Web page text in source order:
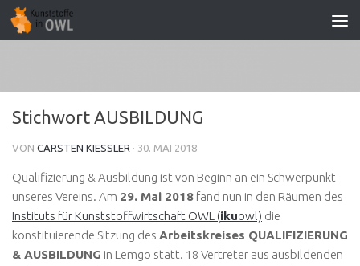
Zum Inhalt springen
Stichwort AUSBILDUNG
VON CARSTEN KIESSLER · 30. MAI 2018
Qualifizierung & Ausbildung ist von Beginn an ein Schwerpunkt
unseres Vereins. Am 29. Mai 2018 fand nun in den Räumen des
Instituts für Kunststoffwirtschaft OWL (ikuowl) die
konstituierende Sitzung des Arbeitskreises QUALIFIZIERUNG
& AUSBILDUNG in Lemgo statt. 18 Vertreter aus ausbildenden